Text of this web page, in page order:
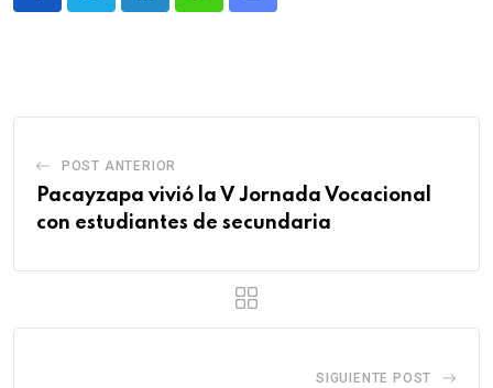
POST ANTERIOR
Pacayzapa vivió la V Jornada Vocacional
con estudiantes de secundaria
SIGUIENTE POST